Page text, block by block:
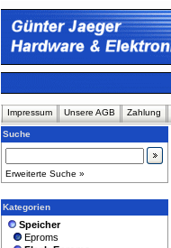
Impressum Unsere AGB Zahlung
Suche
Erweiterte Suche »
Kategorien
Speicher
Eproms